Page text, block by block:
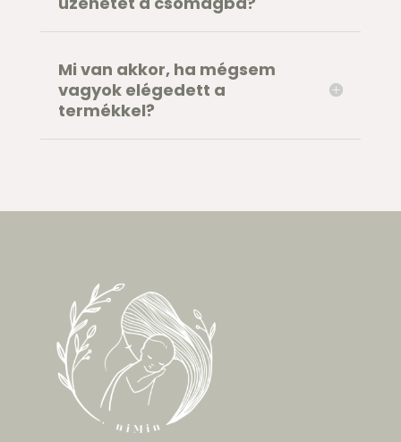
Mi van akkor, ha mégsem
vagyok elégedett a
termékkel?